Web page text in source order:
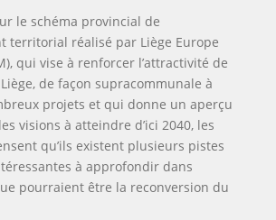
le schéma provincial de
territorial réalisé par Liège Europe
qui vise à renforcer l’attractivité de
de façon supracommunale à
projets et qui donne un aperçu
visions à atteindre d’ici 2040, les
qu’ils existent plusieurs pistes
à approfondir dans
pourraient être la reconversion du